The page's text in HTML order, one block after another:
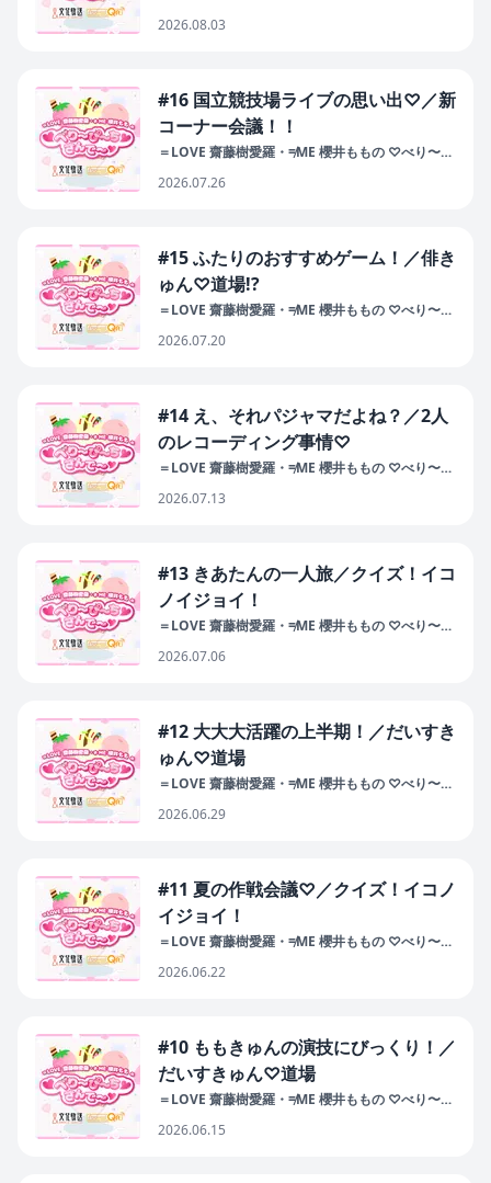
2026.08.03
#16 国立競技場ライブの思い出♡／新
コーナー会議！！
＝LOVE 齋藤樹愛羅・≠ME 櫻井ももの ♡べり〜
2026.07.26
#15 ふたりのおすすめゲーム！／俳き
ゅん♡道場!?
＝LOVE 齋藤樹愛羅・≠ME 櫻井ももの ♡べり〜
2026.07.20
#14 え、それパジャマだよね？／2人
のレコーディング事情♡
＝LOVE 齋藤樹愛羅・≠ME 櫻井ももの ♡べり〜
2026.07.13
#13 きあたんの一人旅／クイズ！イコ
ノイジョイ！
＝LOVE 齋藤樹愛羅・≠ME 櫻井ももの ♡べり〜
2026.07.06
#12 大大大活躍の上半期！／だいすき
ゅん♡道場
＝LOVE 齋藤樹愛羅・≠ME 櫻井ももの ♡べり〜
2026.06.29
#11 夏の作戦会議♡／クイズ！イコノ
イジョイ！
＝LOVE 齋藤樹愛羅・≠ME 櫻井ももの ♡べり〜
2026.06.22
#10 ももきゅんの演技にびっくり！／
だいすきゅん♡道場
＝LOVE 齋藤樹愛羅・≠ME 櫻井ももの ♡べり〜
2026.06.15